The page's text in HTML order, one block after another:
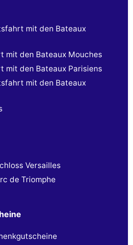
mit den Bateaux
mit den Bateaux Mouches
mit den Bateaux Parisiens
mit den Bateaux
Versailles
de Triomphe